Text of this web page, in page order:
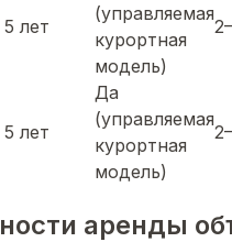
5 лет
(управляемая
курортная
модель)
5 лет
Да
(управляемая
курортная
модель)
аренды